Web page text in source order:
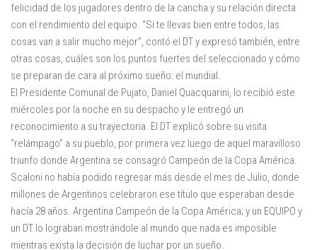
felicidad de los jugadores dentro de la cancha y su relación directa
con el rendimiento del equipo. “Si te llevas bien entre todos, las
cosas van a salir mucho mejor”, contó el DT y expresó también, entre
otras cosas, cuáles son los puntos fuertes del seleccionado y cómo
se preparan de cara al próximo sueño: el mundial.
El Presidente Comunal de Pujato, Daniel Quacquarini, lo recibió este
miércoles por la noche en su despacho y le entregó un
reconocimiento a su trayectoria. El DT explicó sobre su visita
“relámpago” a su pueblo, por primera vez luego de aquel maravilloso
triunfo donde Argentina se consagró Campeón de la Copa América.
Scaloni no había podido regresar más desde el mes de Julio, donde
millones de Argentinos celebraron ese título que esperaban desde
hacía 28 años. Argentina Campeón de la Copa América; y un EQUIPO y
un DT lo lograban mostrándole al mundo que nada es imposible
mientras exista la decisión de luchar por un sueño.